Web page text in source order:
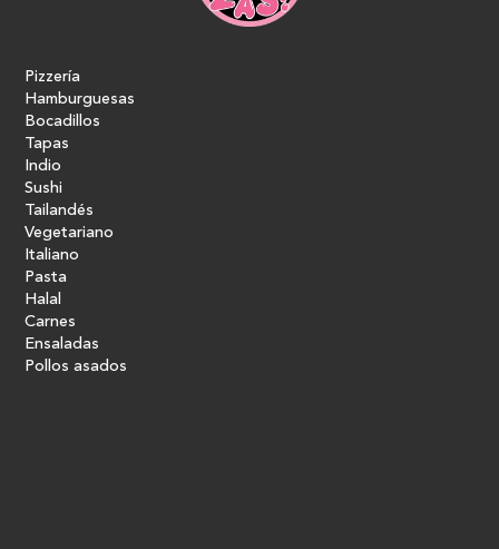
Pizzería
Hamburguesas
Bocadillos
Tapas
Indio
Sushi
Tailandés
Vegetariano
Italiano
Pasta
Halal
Carnes
Ensaladas
Pollos asados